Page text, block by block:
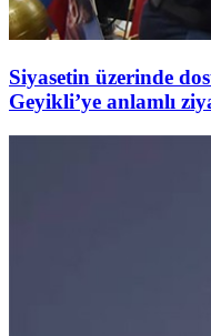
Siyasetin üzerinde
Geyikli’ye anlamlı